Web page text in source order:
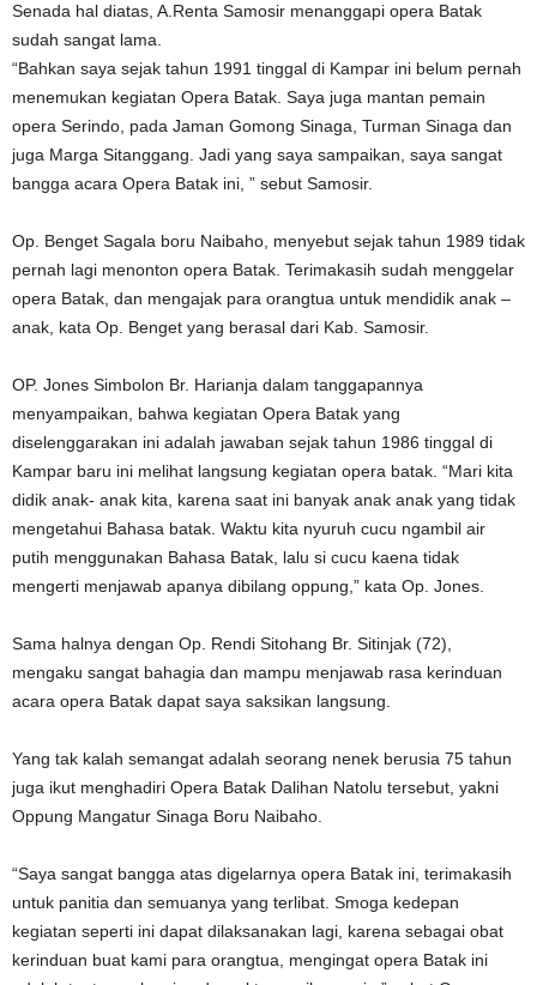
Senada hal diatas, A.Renta Samosir menanggapi opera Batak
sudah sangat lama.
“Bahkan saya sejak tahun 1991 tinggal di Kampar ini belum pernah
menemukan kegiatan Opera Batak. Saya juga mantan pemain
opera Serindo, pada Jaman Gomong Sinaga, Turman Sinaga dan
juga Marga Sitanggang. Jadi yang saya sampaikan, saya sangat
bangga acara Opera Batak ini, ” sebut Samosir.
Op. Benget Sagala boru Naibaho, menyebut sejak tahun 1989 tidak
pernah lagi menonton opera Batak. Terimakasih sudah menggelar
opera Batak, dan mengajak para orangtua untuk mendidik anak –
anak, kata Op. Benget yang berasal dari Kab. Samosir.
OP. Jones Simbolon Br. Harianja dalam tanggapannya
menyampaikan, bahwa kegiatan Opera Batak yang
diselenggarakan ini adalah jawaban sejak tahun 1986 tinggal di
Kampar baru ini melihat langsung kegiatan opera batak. “Mari kita
didik anak- anak kita, karena saat ini banyak anak anak yang tidak
mengetahui Bahasa batak. Waktu kita nyuruh cucu ngambil air
putih menggunakan Bahasa Batak, lalu si cucu kaena tidak
mengerti menjawab apanya dibilang oppung,” kata Op. Jones.
Sama halnya dengan Op. Rendi Sitohang Br. Sitinjak (72),
mengaku sangat bahagia dan mampu menjawab rasa kerinduan
acara opera Batak dapat saya saksikan langsung.
Yang tak kalah semangat adalah seorang nenek berusia 75 tahun
juga ikut menghadiri Opera Batak Dalihan Natolu tersebut, yakni
Oppung Mangatur Sinaga Boru Naibaho.
“Saya sangat bangga atas digelarnya opera Batak ini, terimakasih
untuk panitia dan semuanya yang terlibat. Smoga kedepan
kegiatan seperti ini dapat dilaksanakan lagi, karena sebagai obat
kerinduan buat kami para orangtua, mengingat opera Batak ini